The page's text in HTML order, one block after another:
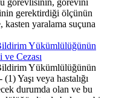
gerektirdiği ölçünün
kasten yaralama suçuna
Yükümlülüğünün
Cezası
Yükümlülüğünün
Yaşı veya hastalığı
durumda olan ve bu